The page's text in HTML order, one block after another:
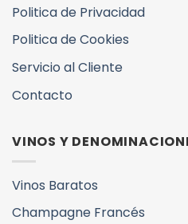
Politica de Privacidad
Politica de Cookies
Servicio al Cliente
Contacto
VINOS Y
Vinos Baratos
Champagne Francés